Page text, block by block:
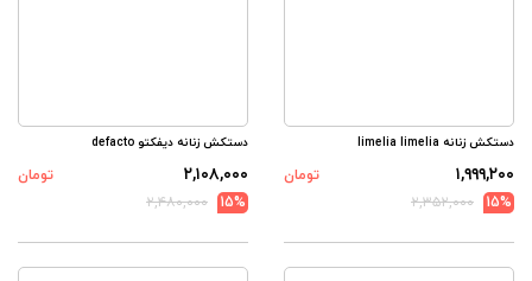
دستکش زنانه limelia limelia
۱,۹۹۹,۲۰۰
تومان
15%
۲,۳۵۲,۰۰۰
دستکش زنانه دیفکتو defacto
۲,۱۰۸,۰۰۰
تومان
15%
۲,۴۸۰,۰۰۰